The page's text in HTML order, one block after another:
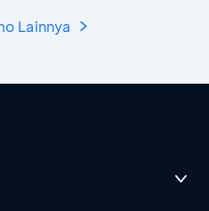
Lainnya